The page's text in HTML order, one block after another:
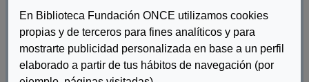
En Biblioteca Fundación ONCE utilizamos cookies
propias y de terceros para fines analíticos y para
mostrarte publicidad personalizada en base a un perfil
elaborado a partir de tus hábitos de navegación (por
Colección Letras Diferentes